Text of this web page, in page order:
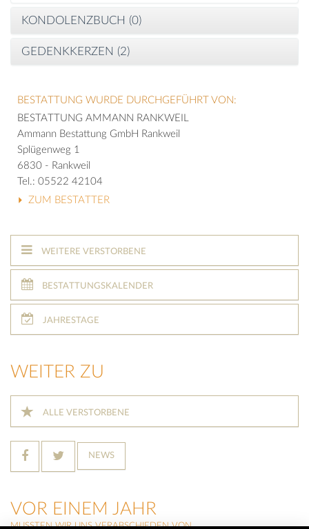
KONDOLENZBUCH (0)
GEDENKKERZEN (2)
BESTATTUNG WURDE DURCHGEFÜHRT VON:
BESTATTUNG AMMANN RANKWEIL
Ammann Bestattung GmbH Rankweil
Splügenweg 1
6830 - Rankweil
Tel.: 05522 42104
ZUM BESTATTER
WEITERE VERSTORBENE
BESTATTUNGSKALENDER
JAHRESTAGE
WEITER ZU
ALLE VERSTORBENE
NEWS
VOR EINEM JAHR
MUSSTEN WIR UNS VERABSCHIEDEN VON